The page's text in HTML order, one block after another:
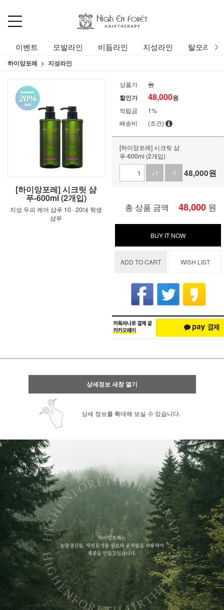
이벤트 모발라인 비듬라인 지성라인
탈모라인
하이앙포레
지성라인
[하이앙포레] 시크릿 샴
푸-600ml (2개입)
지성 두피 케어 샴푸 10 · 20대 학생
샴푸
상품가 원
할인가 48,000원
적립금
1%
배송비
(조건)
[하이앙포레] 시크릿 샴
푸-600ml (2개입)
+1
-1 48,000원
총 상품 금액 48,000 원
BUY IT NOW
ADD TO CART WISH LIST
상세정보 새창 열기
상세 정보를 확대해 보실 수 있습니다.